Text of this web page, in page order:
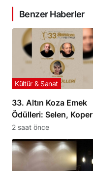
Benzer Haberler
33. Altın Koza Emek
Ödülleri: Selen, Koper
ve Sayman
Onurlandırılıyor
Kültür & Sanat
2 saat önce